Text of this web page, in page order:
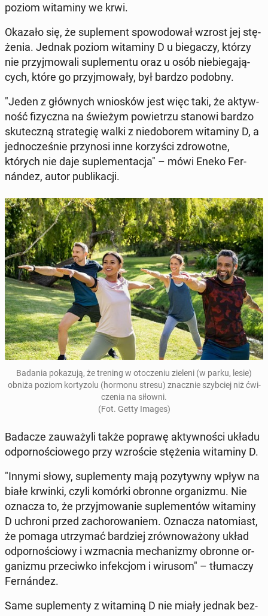
poziom wi­ta­mi­ny we krwi.
Okazało się, że su­ple­ment spo­wo­do­wał wzrost jej stę­
że­nia. Jednak poziom wi­ta­mi­ny D u bie­ga­czy, którzy
nie przyj­mo­wa­li su­ple­men­tu oraz u osób nie­bie­ga­ją­
cych, które go przyj­mo­wa­ły, był bardzo podobny.
"Jeden z głów­nych wnio­sków jest więc taki, że ak­tyw­
ność fi­zycz­na na świeżym po­wie­trzu stanowi bardzo
sku­tecz­ną stra­te­gię walki z nie­do­bo­rem wi­ta­mi­ny D, a
jed­no­cze­śnie przy­no­si inne ko­rzy­ści zdro­wot­ne,
których nie daje su­ple­men­ta­cja" – mówi Eneko Fer­
nán­dez, autor pu­bli­ka­cji.
Badania po­ka­zu­ją, że trening w oto­cze­niu zieleni (w parku, lesie)
obniża poziom kor­ty­zo­lu (hormonu stresu) znacz­nie szyb­ciej niż ćwi­
cze­nia na siłowni.
(Fot. Getty Images)
Badacze za­uwa­ży­li także poprawę ak­tyw­no­ści układu
od­por­no­ścio­we­go przy wzro­ście stę­że­nia wi­ta­mi­ny D.
"Innymi słowy, su­ple­men­ty mają po­zy­tyw­ny wpływ na
białe krwinki, czyli komórki obronne or­ga­ni­zmu. Nie
oznacza to, że przyj­mo­wa­nie su­ple­men­tów wi­ta­mi­ny
D uchroni przed za­cho­ro­wa­niem. Oznacza na­to­miast,
że pomaga utrzy­mać bar­dziej zrów­no­wa­żo­ny układ
od­por­no­ścio­wy i wzmac­nia me­cha­ni­zmy obronne or­
ga­ni­zmu prze­ciw­ko in­fek­cjom i wirusom" – tłu­ma­czy
Fer­nán­dez.
Same su­ple­men­ty z wi­ta­mi­ną D nie miały jednak bez­